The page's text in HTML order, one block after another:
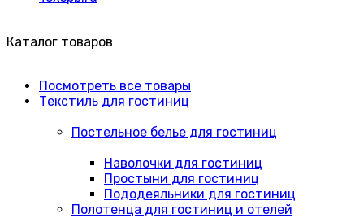
Каталог товаров
Посмотреть все товары
Текстиль для гостиниц
Постельное белье для гостиниц
Наволочки для гостиниц
Простыни для гостиниц
Пододеяльники для гостиниц
Полотенца для гостиниц и отелей